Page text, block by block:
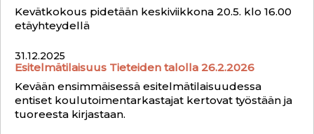
Kevätkokous pidetään keskiviikkona 20.5. klo 16.00
etäyhteydellä
31.12.2025
Esitelmätilaisuus Tieteiden talolla 26.2.2026
Kevään ensimmäisessä esitelmätilaisuudessa
entiset koulutoimentarkastajat kertovat työstään ja
tuoreesta kirjastaan.